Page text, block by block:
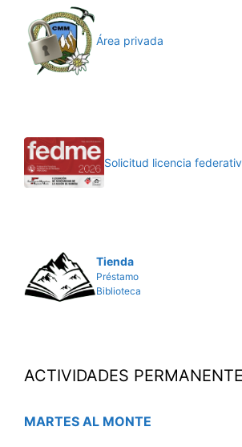
Área privada
Solicitud licencia
Tienda
Préstamo
Biblioteca
ACTIVIDADES
MARTES AL MONTE